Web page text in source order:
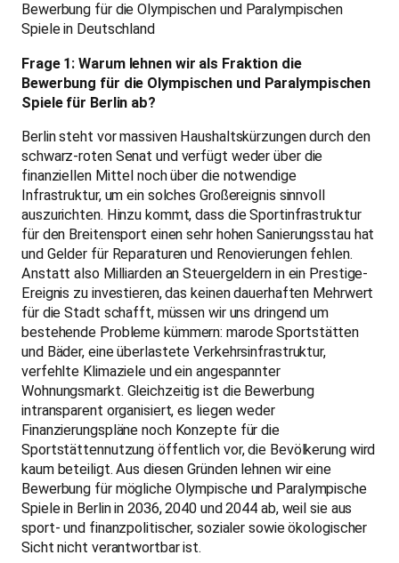
Bewerbung für die Olympischen und Paralympischen
Spiele in Deutschland
Frage 1: Warum lehnen wir als Fraktion die
Bewerbung für die Olympischen und Paralympischen
Spiele für Berlin ab?
Berlin steht vor massiven Haushaltskürzungen durch den
schwarz-roten Senat und verfügt weder über die
finanziellen Mittel noch über die notwendige
Infrastruktur, um ein solches Großereignis sinnvoll
auszurichten. Hinzu kommt, dass die Sportinfrastruktur
für den Breitensport einen sehr hohen Sanierungsstau hat
und Gelder für Reparaturen und Renovierungen fehlen.
Anstatt also Milliarden an Steuergeldern in ein Prestige-
Ereignis zu investieren, das keinen dauerhaften Mehrwert
für die Stadt schafft, müssen wir uns dringend um
bestehende Probleme kümmern: marode Sportstätten
und Bäder, eine überlastete Verkehrsinfrastruktur,
verfehlte Klimaziele und ein angespannter
Wohnungsmarkt. Gleichzeitig ist die Bewerbung
intransparent organisiert, es liegen weder
Finanzierungspläne noch Konzepte für die
Sportstättennutzung öffentlich vor, die Bevölkerung wird
kaum beteiligt. Aus diesen Gründen lehnen wir eine
Bewerbung für mögliche Olympische und Paralympische
Spiele in Berlin in 2036, 2040 und 2044 ab, weil sie aus
sport- und finanzpolitischer, sozialer sowie ökologischer
Sicht nicht verantwortbar ist.